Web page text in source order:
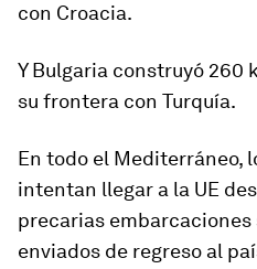
con Croacia.
YBulgaria construyó 260
su frontera con Turquía.
En todo el Mediterráneo,
intentan llegar a la UE
precarias
enviados de regreso al